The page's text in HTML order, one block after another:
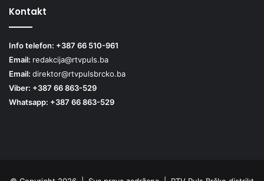
Kontakt
Info telefon: +387 66 510-961
Email: redakcija@rtvpuls.ba
Email: direktor@rtvpulsbrcko.ba
Viber: +387 66 863-529
Whatsapp: +387 66 863-529